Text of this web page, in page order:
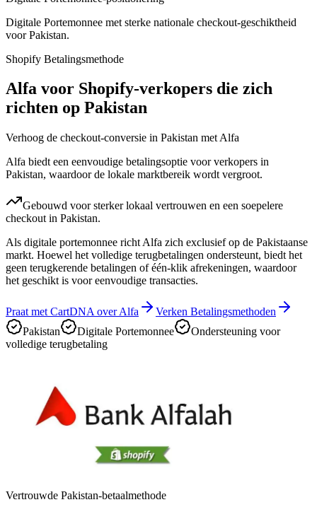
Digitale Portemonnee met sterke nationale checkout-geschiktheid
voor Pakistan.
Shopify Betalingsmethode
Alfa voor Shopify-verkopers die zich
richten op Pakistan
Verhoog de checkout-conversie in Pakistan met Alfa
Alfa biedt een eenvoudige betalingsoptie voor verkopers in
Pakistan, waardoor de lokale marktbereik wordt vergroot.
Gebouwd voor sterker lokaal vertrouwen en een soepelere
checkout in Pakistan.
Als digitale portemonnee richt Alfa zich exclusief op de Pakistaanse
markt. Hoewel het volledige terugbetalingen ondersteunt, biedt het
geen terugkerende betalingen of één-klik afrekeningen, waardoor
het geschikt is voor eenvoudige transacties.
Praat met CartDNA over Alfa
Verken Betalingsmethoden
Pakistan
Digitale Portemonnee
Ondersteuning voor
volledige terugbetaling
Vertrouwde Pakistan-betaalmethode